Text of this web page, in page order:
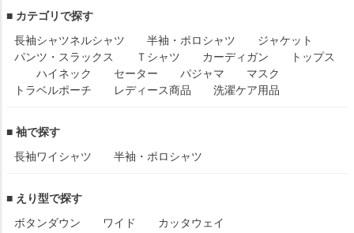
■ カテゴリで探す
長袖シャツネルシャツ 半袖・ポロシャツ
ジャケット
パンツ・スラックス
Ｔシャツ カーディガン
トップス
ハイネック
セーター パジャマ
マスク
トラベルポーチ
レディース商品 洗濯ケア用品
■ 袖で探す
長袖ワイシャツ
半袖・ポロシャツ
■ えり型で探す
ボタンダウン
ワイド カッタウェイ